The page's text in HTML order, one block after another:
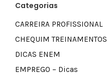
Categorias
CARREIRA PROFISSIONAL
CHEQUIM TREINAMENTOS
DICAS ENEM
EMPREGO – Dicas